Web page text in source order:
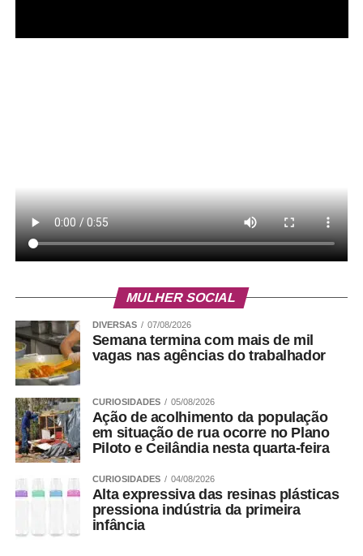
MULHER SOCIAL
DIVERSAS 07/08/2026
Semana termina com mais de mil
vagas nas agências do trabalhador
CURIOSIDADES 05/08/2026
Ação de acolhimento da população
em situação de rua ocorre no Plano
Piloto e Ceilândia nesta quarta-feira
CURIOSIDADES 04/08/2026
Alta expressiva das resinas plásticas
pressiona indústria da primeira
infância